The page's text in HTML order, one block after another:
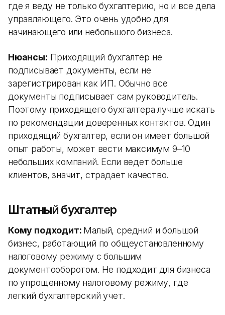
где я веду не только бухгалтерию, но и все дела
управляющего. Это очень удобно для
начинающего или небольшого бизнеса.
Нюансы: Приходящий бухгалтер не
подписывает документы, если не
зарегистрирован как ИП. Обычно все
документы подписывает сам руководитель.
Поэтому приходящего бухгалтера лучше искать
по рекомендации доверенных контактов. Один
приходящий бухгалтер, если он имеет большой
опыт работы, может вести максимум 9–10
небольших компаний. Если ведет больше
клиентов, значит, страдает качество.
Штатный бухгалтер
Кому подходит: Малый, средний и большой
бизнес, работающий по общеустановленному
налоговому режиму с большим
документооборотом. Не подходит для бизнеса
по упрощенному налоговому режиму, где
легкий бухгалтерский учет.